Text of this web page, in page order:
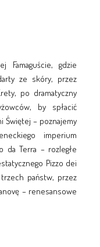
Famaguście, gdzie
ze skóry, przez
po dramatyczny
by spłacić
Świętej – poznajemy
imperium
da Terra – rozległe
Pizzo dei
państw, przez
– renesansowe